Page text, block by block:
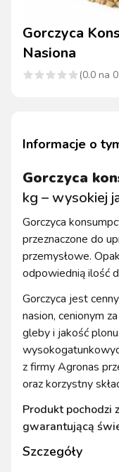
Gorczyca
Nasiona
(0.0 na 0
Szczegóły
Informacje o
Gorczyca
kg – wysokiej
Gorczyca
przeznaczone do
przemysłowe.
odpowiednią ilość
Gorczyca jest
nasion, cenionym
gleby i jakość
z firmy Agronas
oraz korzystny
Produkt pochodzi
gwarantującą